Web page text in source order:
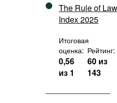
The Rule of Law
Index 2025
Итоговая
оценка:
0,56
из 1
Рейтинг:
60 из
143